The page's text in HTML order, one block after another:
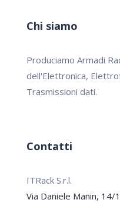
Chi siamo
Produciamo Armadi
dell'Elettronica,
Trasmissioni dati.
Contatti
ITRack S.r.l.
Via Daniele Manin, 14/